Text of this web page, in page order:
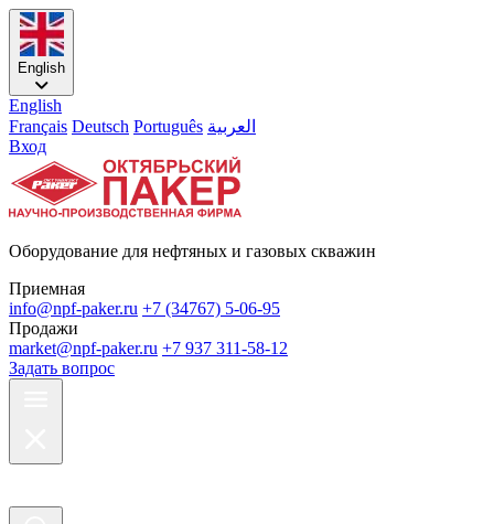
English
English
Français Deutsch Português العربية
Вход
Оборудование для нефтяных и газовых скважин
Приемная
info@npf-paker.ru +7 (34767) 5-06-95
Продажи
market@npf-paker.ru +7 937 311-58-12
Задать вопрос